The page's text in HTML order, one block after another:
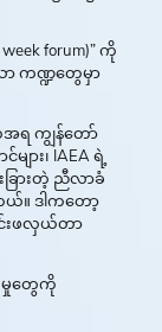
forum)” ကို
ာ ကဏ္ဍတွေမှာ
ရ ကျွန်တော်
ား၊ IAEA ရဲ့
ြားတဲ့ ညီလာခံ
ယ်။ ဒါကတော့
းဖလှယ်တာ
မှုတွေကို